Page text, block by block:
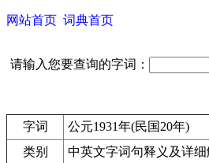
网站首页 词典首页
请输入您要查询的字词：
字词
公元1931年(民国20年)
类别
中英文字词句释义及详